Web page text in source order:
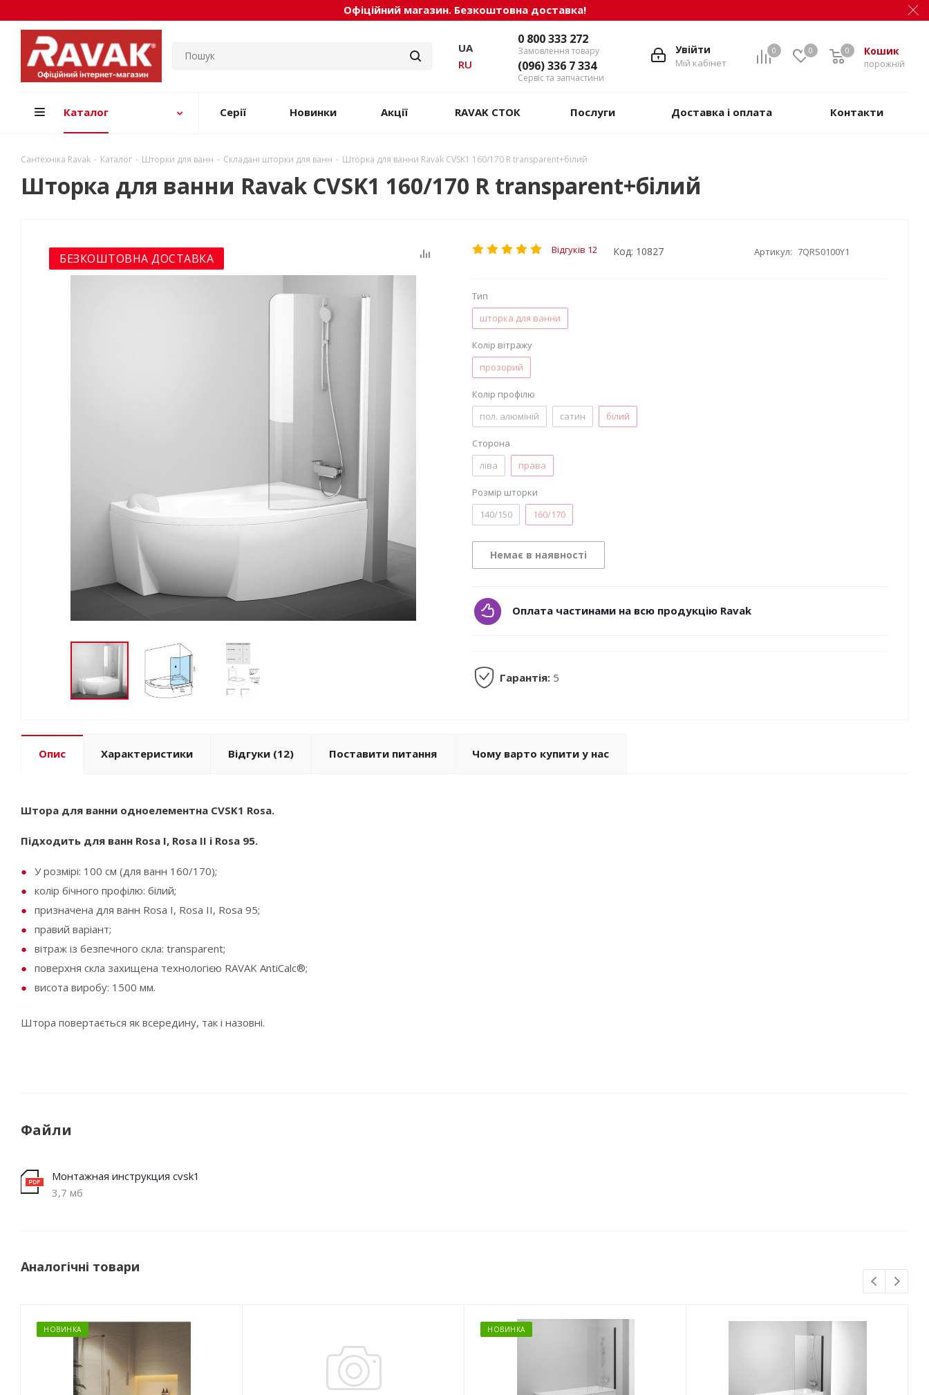
Офіційний магазин. Безкоштовна доставка!
0 0 Кошик
порожній
0
Увійти
Мій кабінет
0 800 333 272
Замовлення товару
(096) 336 7 334
Сервіс та запчастини
UA
RU
Каталог Серії Новинки Акції RAVAK СТОК Послуги Доставка і оплата Контакти
Сантехніка Ravak - Каталог - Шторки для ванн - Складані шторки для ванн - Шторка для ванни Ravak CVSK1 160/170 R transparent+білий
Шторка для ванни Ravak CVSK1 160/170 R transparent+білий
БЕЗКОШТОВНА ДОСТАВКА
Відгуків 12 Код: 10827 Артикул: 7QRS0100Y1
Тип
шторка для ванни
Колір вітражу
прозорий
Колір профілю
пол. алюміній
сатин білий
Сторона
ліва
права
Розмір шторки
140/150
160/170
Немає в наявності
Оплата частинами на всю продукцію Ravak
Гарантія: 5
Опис Характеристики Відгуки (12) Поставити питання Чому варто купити у нас
Штора для ванни одноелементна CVSK1 Rosa.
Підходить для ванн Rosa I, Rosa II і Rosa 95.
У розмірі: 100 см (для ванн 160/170);
колір бічного профілю: білий;
призначена для ванн Rosa I, Rosa II, Rosa 95;
правий варіант;
вітраж із безпечного скла: transparent;
поверхня скла захищена технологією RAVAK AntiCalc®;
висота виробу: 1500 мм.
Штора повертається як всередину, так і назовні.
Файли
Монтажная инструкция cvsk1
3,7 мб
Аналогічні товари
НОВИНКА НОВИНКА